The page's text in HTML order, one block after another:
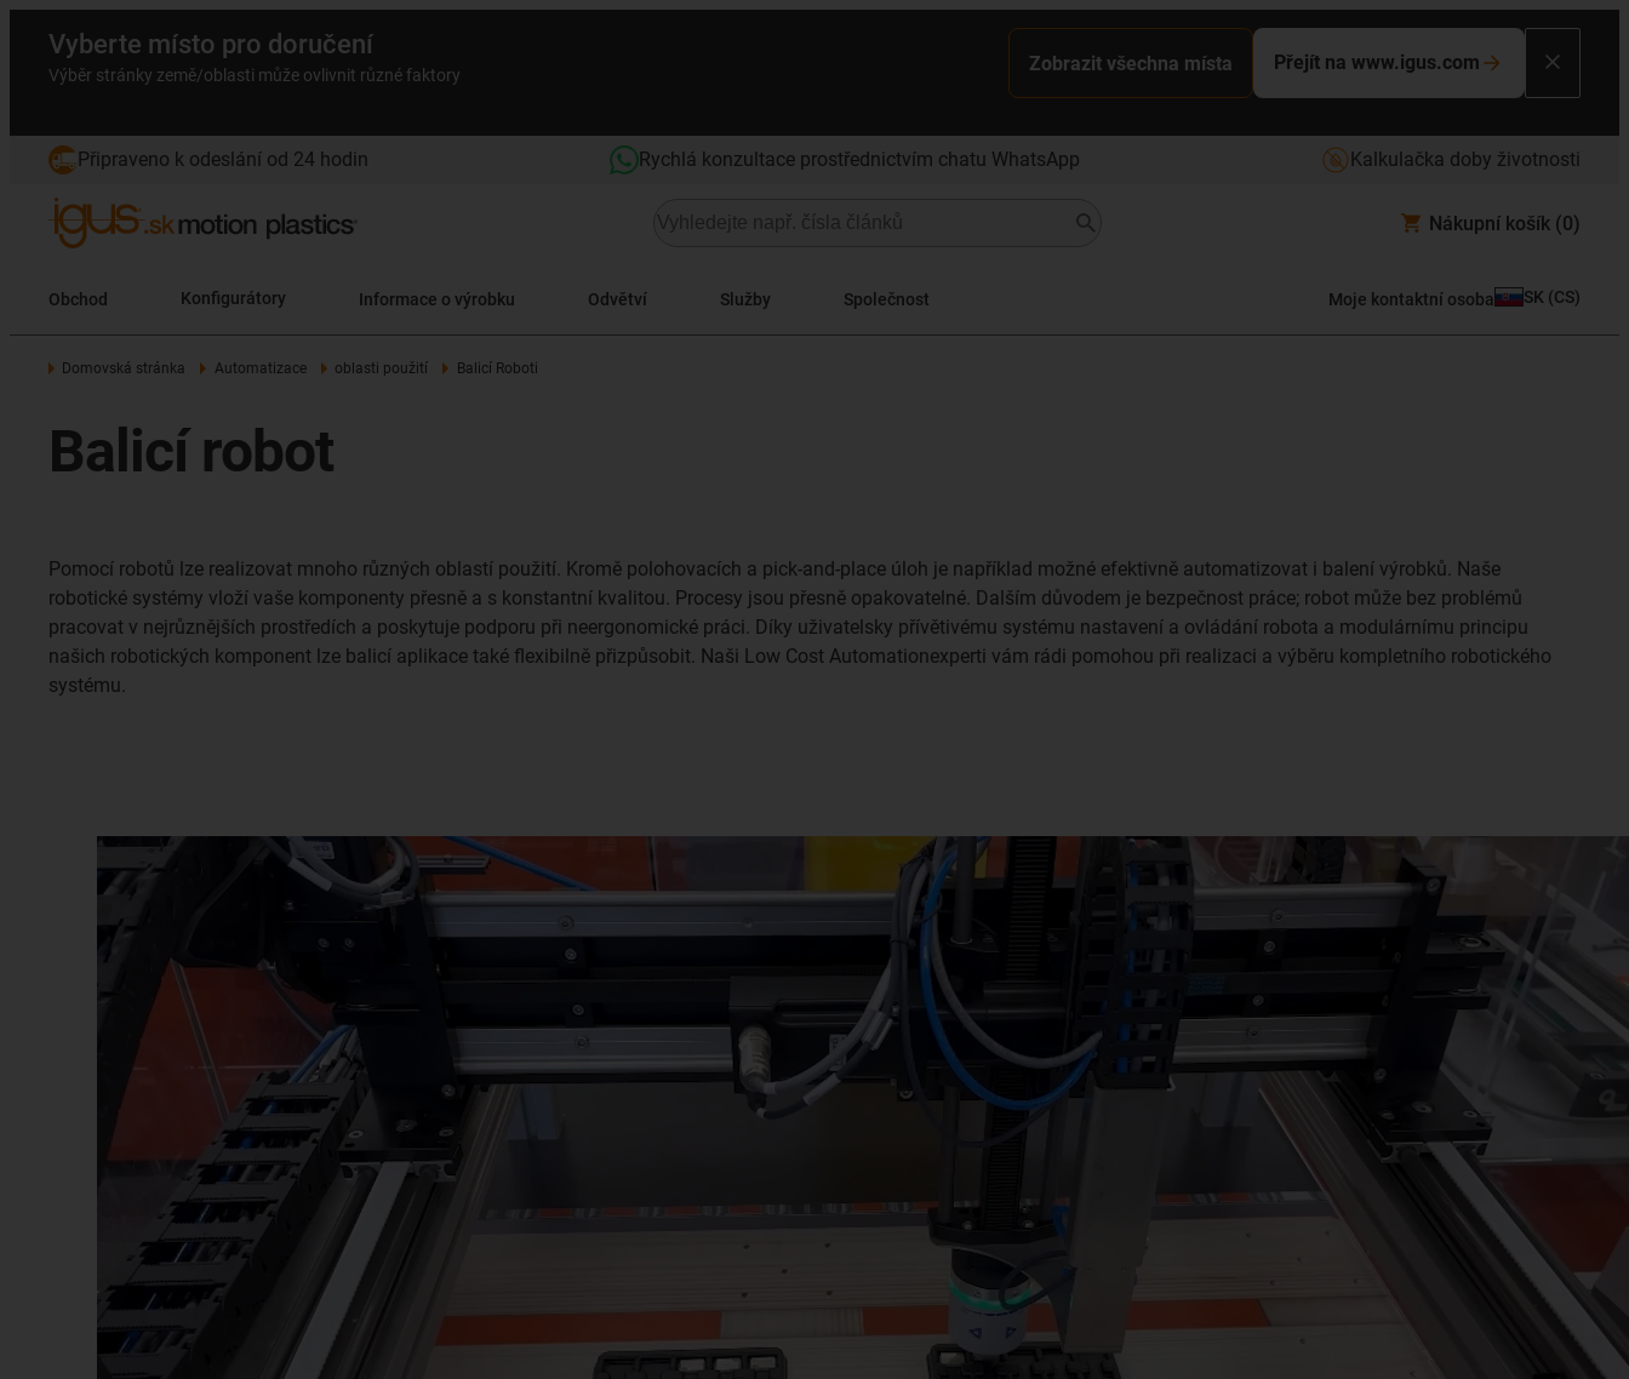
Vyberte místo pro doručení
Výběr stránky země/oblasti může ovlivnit různé faktory
Zobrazit všechna místa Přejít na www.igus.com
Připraveno k odeslání od 24 hodin Rychlá konzultace prostřednictvím chatu WhatsApp Kalkulačka doby životnosti
Nákupní košík (0)
Obchod Konfigurátory Informace o výrobku Odvětví Služby Společnost Moje kontaktní osoba SK (CS)
Domovská stránka Automatizace oblasti použití Balicí Roboti
Balicí robot
Pomocí robotů lze realizovat mnoho různých oblastí použití. Kromě polohovacích a pick-and-place úloh je například možné efektivně automatizovat i balení výrobků. Naše
robotické systémy vloží vaše komponenty přesně a s konstantní kvalitou. Procesy jsou přesně opakovatelné. Dalším důvodem je bezpečnost práce; robot může bez problémů
pracovat v nejrůznějších prostředích a poskytuje podporu při neergonomické práci. Díky uživatelsky přívětivému systému nastavení a ovládání robota a modulárnímu principu
našich robotických komponent lze balicí aplikace také flexibilně přizpůsobit. Naši Low Cost Automationexperti vám rádi pomohou při realizaci a výběru kompletního robotického
systému.